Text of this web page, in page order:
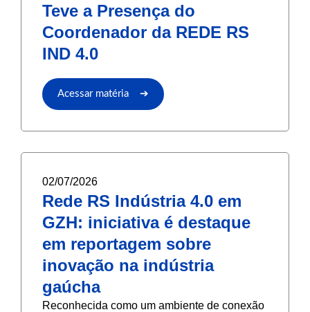
Teve a Presença do
Coordenador da REDE RS
IND 4.0
Acessar matéria ➔
02/07/2026
Rede RS Indústria 4.0 em
GZH: iniciativa é destaque
em reportagem sobre
inovação na indústria
gaúcha
Reconhecida como um ambiente de conexão